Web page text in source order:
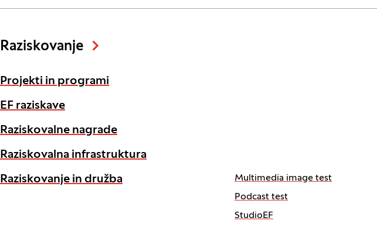
Raziskovanje
Projekti in programi
EF raziskave
Raziskovalne nagrade
Raziskovalna infrastruktura
Raziskovanje in družba
Multimedia image test
Podcast test
StudioEF